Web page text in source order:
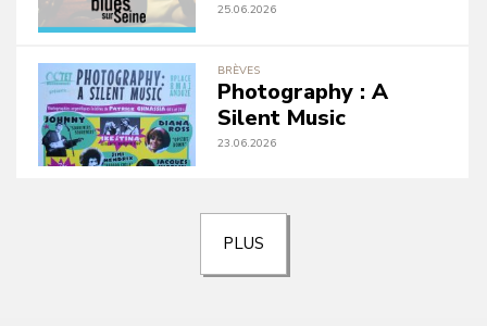
25.06.2026
BRÈVES
Photography : A
Silent Music
23.06.2026
PLUS